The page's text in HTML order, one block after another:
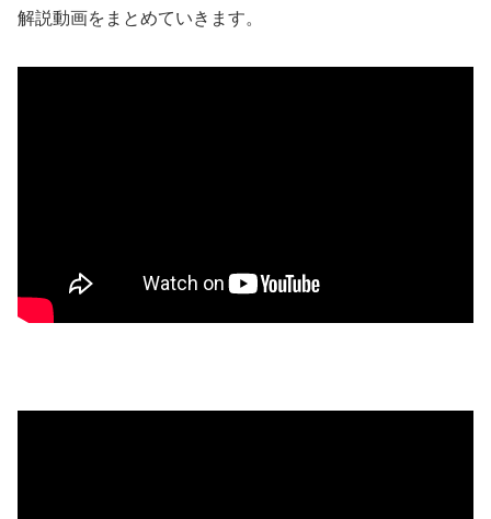
解説動画をまとめていきます。